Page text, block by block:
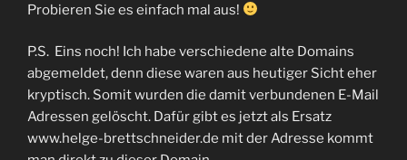
Probieren Sie es einfach mal aus!
P.S. Eins noch! Ich habe verschiedene alte Domains
abgemeldet, denn diese waren aus heutiger Sicht eher
kryptisch. Somit wurden die damit verbundenen E-Mail
Adressen gelöscht. Dafür gibt es jetzt als Ersatz
www.helge-brettschneider.de mit der Adresse kommt